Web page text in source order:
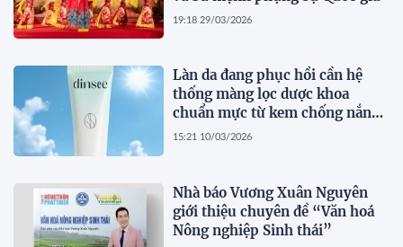
19:18 29/03/2026
Làn da đang phục hồi cần hệ
thống màng lọc dược khoa
chuẩn mực từ kem chống nắng
thuần chay Dinsee
15:21 10/03/2026
Nhà báo Vương Xuân Nguyên
giới thiệu chuyên đề “Văn hoá
Nông nghiệp Sinh thái”